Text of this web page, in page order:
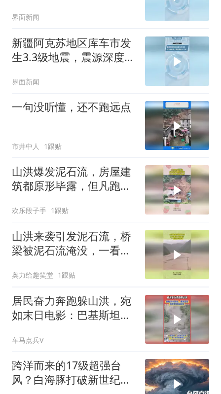
界面新闻
新疆阿克苏地区库车市发
生3.3级地震，震源深度21
界面新闻
一句没听懂，还不跑远点
市井中人 1跟贴
山洪爆发泥石流，房屋建
筑都原形毕露，但凡跑慢
欢乐段子手 1跟贴
山洪来袭引发泥石流，桥
梁被泥石流淹没，一看就
奥力给趣笑堂 1跟贴
居民奋力奔跑躲山洪，宛
如末日电影：巴基斯坦旁
车马点兵V
跨洋而来的17级超强台
风？白海豚打破新世纪纪